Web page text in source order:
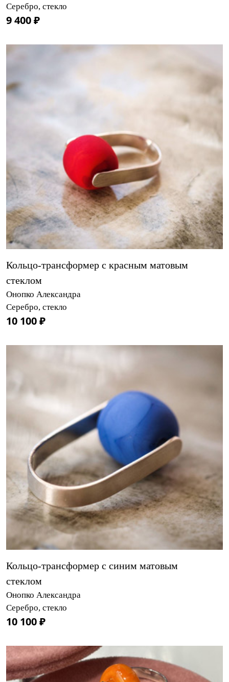
Серебро, стекло
9 400 ₽
Кольцо-трансформер с красным матовым
стеклом
Онопко Александра
Серебро, стекло
10 100 ₽
Кольцо-трансформер с синим матовым
стеклом
Онопко Александра
Серебро, стекло
10 100 ₽